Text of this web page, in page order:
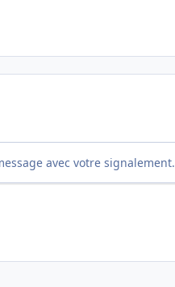
avec votre signalement.